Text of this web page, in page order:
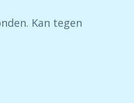
Kan tegen